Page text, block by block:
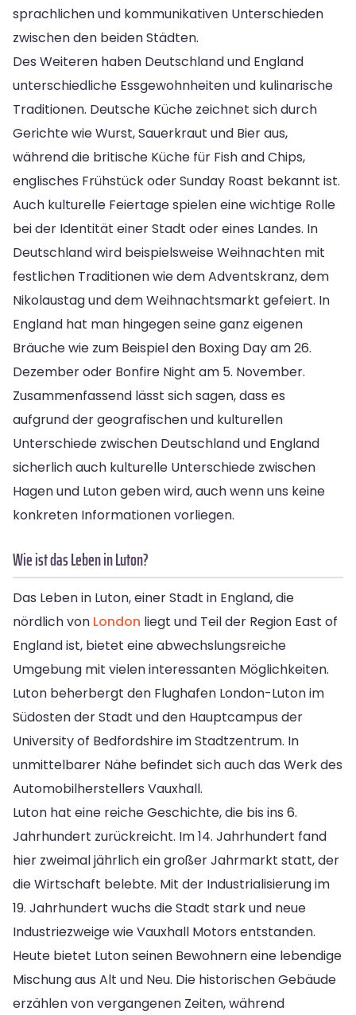
sprachlichen und kommunikativen Unterschieden
zwischen den beiden Städten.
Des Weiteren haben Deutschland und England
unterschiedliche Essgewohnheiten und kulinarische
Traditionen. Deutsche Küche zeichnet sich durch
Gerichte wie Wurst, Sauerkraut und Bier aus,
während die britische Küche für Fish and Chips,
englisches Frühstück oder Sunday Roast bekannt ist.
Auch kulturelle Feiertage spielen eine wichtige Rolle
bei der Identität einer Stadt oder eines Landes. In
Deutschland wird beispielsweise Weihnachten mit
festlichen Traditionen wie dem Adventskranz, dem
Nikolaustag und dem Weihnachtsmarkt gefeiert. In
England hat man hingegen seine ganz eigenen
Bräuche wie zum Beispiel den Boxing Day am 26.
Dezember oder Bonfire Night am 5. November.
Zusammenfassend lässt sich sagen, dass es
aufgrund der geografischen und kulturellen
Unterschiede zwischen Deutschland und England
sicherlich auch kulturelle Unterschiede zwischen
Hagen und Luton geben wird, auch wenn uns keine
konkreten Informationen vorliegen.
Wie ist das Leben in Luton?
Das Leben in Luton, einer Stadt in England, die
nördlich von London liegt und Teil der Region East of
England ist, bietet eine abwechslungsreiche
Umgebung mit vielen interessanten Möglichkeiten.
Luton beherbergt den Flughafen London-Luton im
Südosten der Stadt und den Hauptcampus der
University of Bedfordshire im Stadtzentrum. In
unmittelbarer Nähe befindet sich auch das Werk des
Automobilherstellers Vauxhall.
Luton hat eine reiche Geschichte, die bis ins 6.
Jahrhundert zurückreicht. Im 14. Jahrhundert fand
hier zweimal jährlich ein großer Jahrmarkt statt, der
die Wirtschaft belebte. Mit der Industrialisierung im
19. Jahrhundert wuchs die Stadt stark und neue
Industriezweige wie Vauxhall Motors entstanden.
Heute bietet Luton seinen Bewohnern eine lebendige
Mischung aus Alt und Neu. Die historischen Gebäude
erzählen von vergangenen Zeiten, während